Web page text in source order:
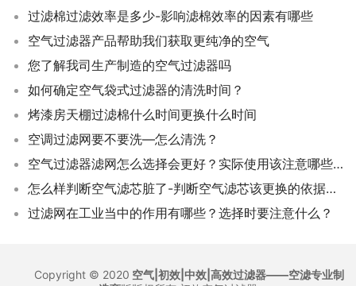
过滤棉过滤效率是多少-影响滤棉效率的因素有哪些
空气过滤器产品帮助我们获取更纯净的空气
您了解我司生产制造的空气过滤器吗
如何确定空气袋式过滤器的清洗时间？
烤漆房天棚过滤棉什么时间更换什么时间
空调过滤网要不要洗—怎么清洗？
空气过滤器滤网怎么选择会更好？实际使用该注意哪些问题？
怎么样判断空气滤芯脏了-判断空气滤芯该更换的依据是什么
过滤网在工业当中的作用有哪些？选择时要注意什么？
Copyright © 2020 空气|初效|中效|高效过滤器——空滤专业制